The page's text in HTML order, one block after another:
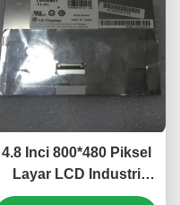
4.8 Inci 800*480 Piksel
Layar LCD Industri
dengan Lampu Latar